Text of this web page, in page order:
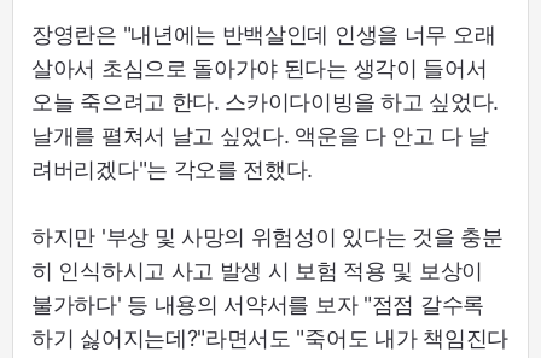
장영란은 "내년에는 반백살인데 인생을 너무 오래
살아서 초심으로 돌아가야 된다는 생각이 들어서
오늘 죽으려고 한다. 스카이다이빙을 하고 싶었다.
날개를 펼쳐서 날고 싶었다. 액운을 다 안고 다 날
려버리겠다"는 각오를 전했다.
하지만 '부상 및 사망의 위험성이 있다는 것을 충분
히 인식하시고 사고 발생 시 보험 적용 및 보상이
불가하다' 등 내용의 서약서를 보자 "점점 갈수록
하기 싫어지는데?"라면서도 "죽어도 내가 책임진다